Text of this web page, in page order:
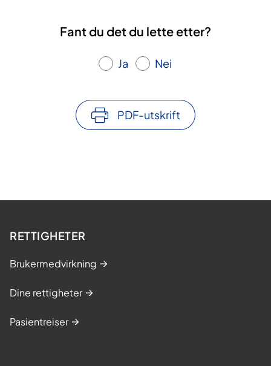
Fant du det du lette etter?
Ja Nei
PDF-utskrift
RETTIGHETER
Brukermedvirkning
Dine rettigheter
Pasientreiser